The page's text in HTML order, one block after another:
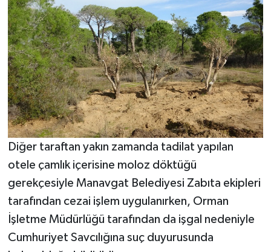
Diğer taraftan yakın zamanda tadilat yapılan
otele çamlık içerisine moloz döktüğü
gerekçesiyle Manavgat Belediyesi Zabıta ekipleri
tarafından cezai işlem uygulanırken, Orman
İşletme Müdürlüğü tarafından da işgal nedeniyle
Cumhuriyet Savcılığına suç duyurusunda